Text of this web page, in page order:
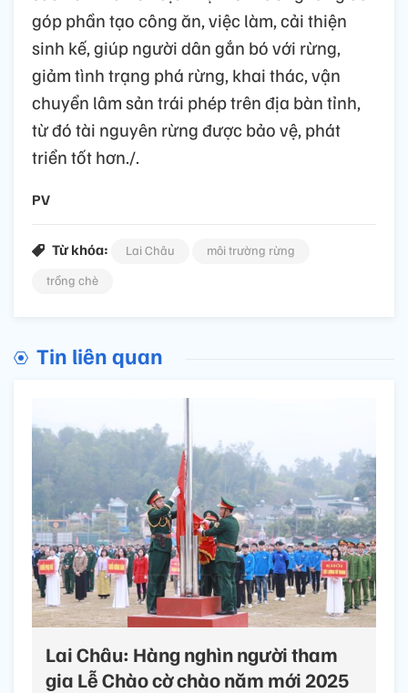
góp phần tạo công ăn, việc làm, cải thiện
sinh kế, giúp người dân gắn bó với rừng,
giảm tình trạng phá rừng, khai thác, vận
chuyển lâm sản trái phép trên địa bàn tỉnh,
từ đó tài nguyên rừng được bảo vệ, phát
triển tốt hơn./.
PV
Từ khóa: Lai Châu
môi trường rừng
trồng chè
Tin liên quan
Lai Châu: Hàng nghìn người tham
gia Lễ Chào cờ chào năm mới 2025